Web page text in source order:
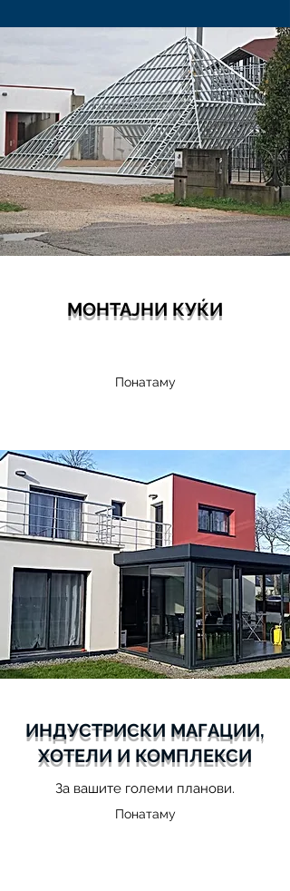
МОНТАЈНИ КУЌИ
Понатаму
ИНДУСТРИСКИ МАГАЦИИ,
ХОТЕЛИ И КОМПЛЕКСИ
За вашите големи планови.
Понатаму